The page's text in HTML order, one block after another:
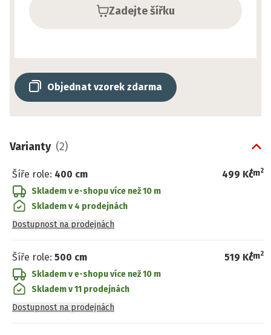
Zadejte šířku
Objednat vzorek zdarma
Varianty (2)
Šíře role: 400 cm 499 Kč
/m2
Skladem v e-shopuvíce než 10 m
Skladem v 4 prodejnách
Dostupnost na prodejnách
Šíře role: 500 cm 519 Kč
/m2
Skladem v e-shopuvíce než 10 m
Skladem v 11 prodejnách
Dostupnost na prodejnách